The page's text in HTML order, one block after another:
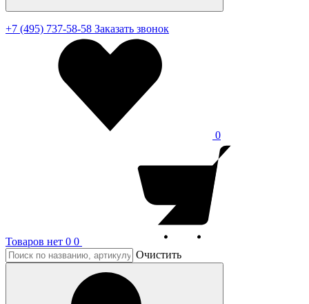
+7 (495) 737-58-58 Заказать звонок
0
Товаров нет 0 0
Очистить